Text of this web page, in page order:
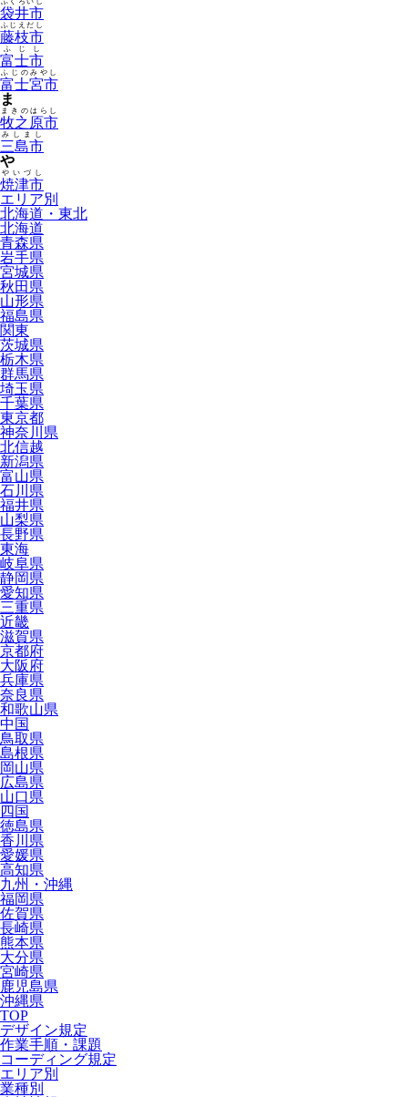
袋井市
ふくろいし
藤枝市
ふじえだし
富士市
ふじし
富士宮市
ふじのみやし
ま
牧之原市
まきのはらし
三島市
みしまし
や
焼津市
やいづし
エリア別
北海道・東北
北海道
青森県
岩手県
宮城県
秋田県
山形県
福島県
関東
茨城県
栃木県
群馬県
埼玉県
千葉県
東京都
神奈川県
北信越
新潟県
富山県
石川県
福井県
山梨県
長野県
東海
岐阜県
静岡県
愛知県
三重県
近畿
滋賀県
京都府
大阪府
兵庫県
奈良県
和歌山県
中国
鳥取県
島根県
岡山県
広島県
山口県
四国
徳島県
香川県
愛媛県
高知県
九州・沖縄
福岡県
佐賀県
長崎県
熊本県
大分県
宮崎県
鹿児島県
沖縄県
TOP
デザイン規定
作業手順・課題
コーディング規定
エリア別
業種別